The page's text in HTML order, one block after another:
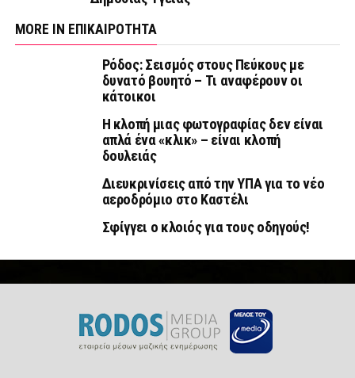
MORE IN ΕΠΙΚΑΙΡΟΤΗΤΑ
Ρόδος: Σεισμός στους Πεύκους με
δυνατό βουητό – Τι αναφέρουν οι
κάτοικοι
Η κλοπή μιας φωτογραφίας δεν είναι
απλά ένα «κλικ» – είναι κλοπή
δουλειάς
Διευκρινίσεις από την ΥΠΑ για το νέο
αεροδρόμιο στο Καστέλι
Σφίγγει ο κλοιός για τους οδηγούς!